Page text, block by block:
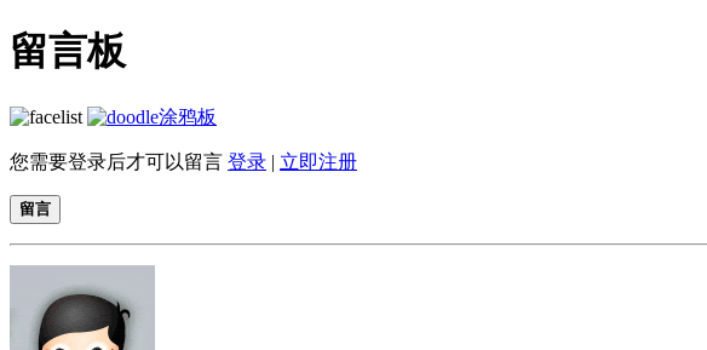
留言板
涂鸦板
您需要登录后才可以留言 登录 | 立即注册
留言